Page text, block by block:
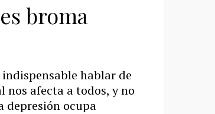
broma
hablar de
nos afecta a todos, y no
depresión ocupa